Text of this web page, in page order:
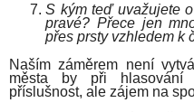
S kým teď uvažujete
pravé? Přece jen
přes prsty vzhledem k
Naším záměrem není
města by při hlasování
příslušnost, ale zájem na